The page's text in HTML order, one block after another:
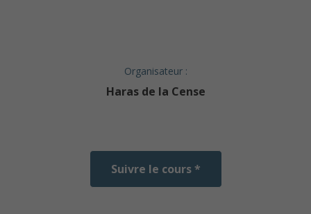
Organisateur :
Haras de la Cense
Suivre le cours *